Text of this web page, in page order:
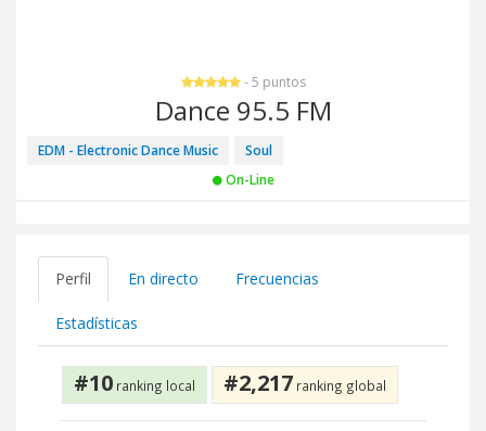
- 5 puntos
Dance 95.5 FM
EDM - Electronic Dance Music
Soul
On-Line
Perfil En directo Frecuencias
Estadísticas
#10 ranking local #2,217 ranking global